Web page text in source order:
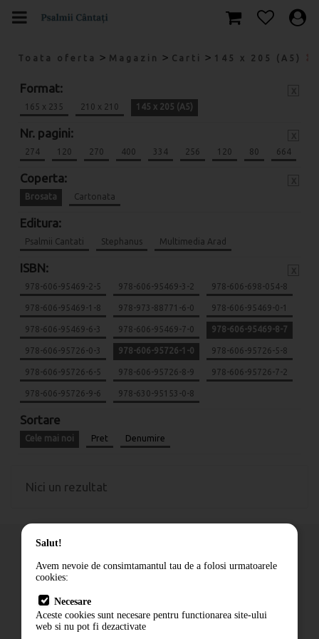
Toata oferta > Magazin > Carti > 145 x 205 (A5)
Format:
165 x 235 210 x 210 145 x 205 (A5)
Nr. pagini:
274 120 270 400 334 256 120 80 664
Coperta:
Brosata Cartonata
Editura:
Psalmii Cantati Stephanus Multimedia Arad
ISBN:
978-606-95469-2-5 978-606-95469-3-2 978-606-698-054-8
978-606-95469-1-8 978-973-88771-6-0 978-606-95469-0-1
978-606-95469-6-3 978-606-95469-7-0 978-606-95469-8-7
978-606-95726-0-3 978-606-95726-1-0 978-606-95726-5-8
978-606-95726-6-5 978-606-95726-8-9 978-606-95726-7-2
978-606-95726-9-6 978-630-95153-0-8
Sortare
Cele mai noi Pret Denumire
Nici un rezultat
Cum comand
Livrare
Contact
Salut!
Avem nevoie de consimtamantul tau de a folosi urmatoarele
cookies:
Necesare
Aceste cookies sunt necesare pentru functionarea site-ului
web si nu pot fi dezactivate